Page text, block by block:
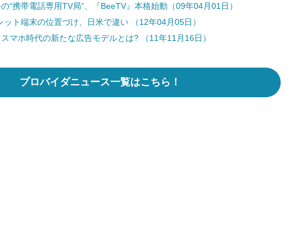
“携帯電話専用TV局”、『BeeTV』本格始動（09年04月01日）
ト端末の位置づけ、日米で違い （12年04月05日）
マホ時代の新たな広告モデルとは? （11年11月16日）
プロバイダニュース一覧はこちら！